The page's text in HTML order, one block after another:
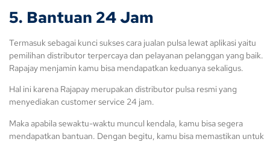
5. Bantuan 24 Jam
Termasuk sebagai kunci sukses cara jualan pulsa lewat aplikasi yaitu
pemilihan distributor terpercaya dan pelayanan pelanggan yang baik.
Rapajay menjamin kamu bisa mendapatkan keduanya sekaligus.
Hal ini karena Rajapay merupakan distributor pulsa resmi yang
menyediakan customer service 24 jam.
Maka apabila sewaktu-waktu muncul kendala, kamu bisa segera
mendapatkan bantuan. Dengan begitu, kamu bisa memastikan untuk